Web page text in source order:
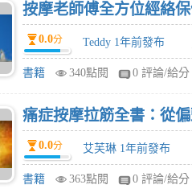
按摩老師傅全方位經絡
0.0分 Teddy 1年前發布
書籍 340點閱 0 評論/給分
痛症按摩拉筋全書：從
0.0分 艾芙琳 1年前發布
書籍 363點閱 0 評論/給分